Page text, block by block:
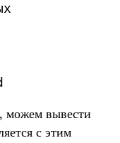
можем вывес­ти
с этим